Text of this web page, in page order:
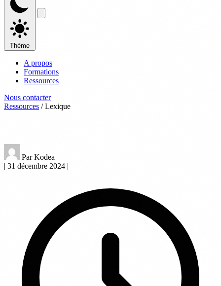
Thème
A propos
Formations
Ressources
Nous contacter
Ressources / Lexique
Par Kodea
| 31 décembre 2024 |